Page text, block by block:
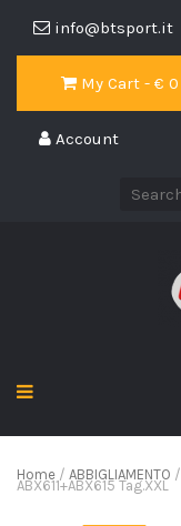
info@btsport.it
My Cart - € 0
Account
Home / ABBIGLIAMENTO /
ABX611+ABX615 Tag.XXL